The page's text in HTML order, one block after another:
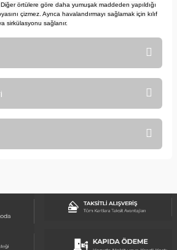
Diğer örtülere göre daha yumuşak maddeden yapıldığı
çizmez. Ayrıca havalandırmayı sağlamak için kılıf
sirkülasyonu sağlanır.
teşekkür ederiz.
eksik bilgiler bulunuyor.